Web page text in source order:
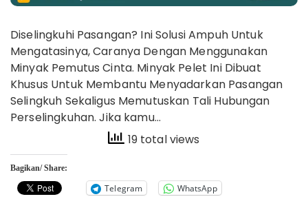
Diselingkuhi Pasangan? Ini Solusi Ampuh Untuk
Mengatasinya, Caranya Dengan Menggunakan
Minyak Pemutus Cinta. Minyak Pelet Ini Dibuat
Khusus Untuk Membantu Menyadarkan Pasangan
Selingkuh Sekaligus Memutuskan Tali Hubungan
Perselingkuhan. Jika kamu…
19 total views
Bagikan/ Share:
Telegram WhatsApp